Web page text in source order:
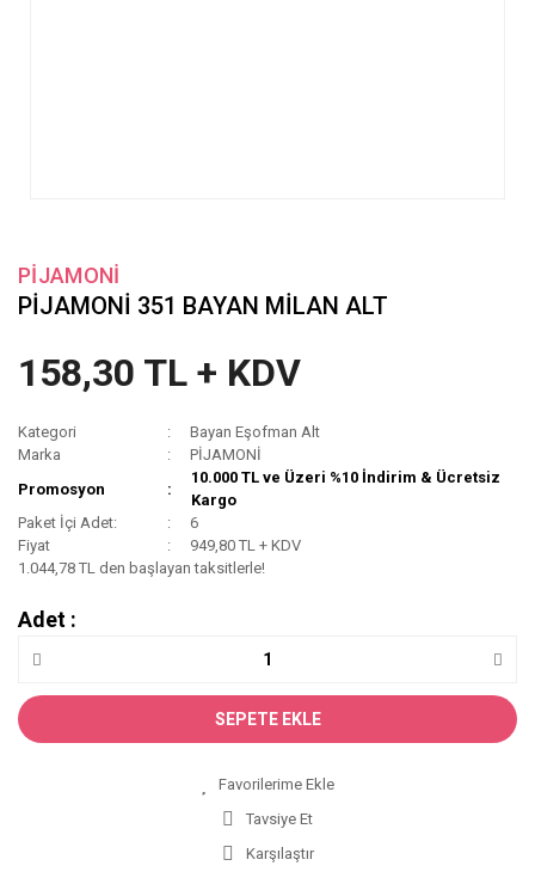
PİJAMONİ
PİJAMONİ 351 BAYAN MİLAN ALT
158,30 TL + KDV
Kategori
Bayan Eşofman Alt
Marka
PİJAMONİ
Promosyon
10.000 TL ve Üzeri %10 İndirim & Ücretsiz
Kargo
Paket İçi Adet:
6
Fiyat
949,80 TL + KDV
1.044,78 TL den başlayan taksitlerle!
Adet :
SEPETE EKLE
Tavsiye Et
Karşılaştır